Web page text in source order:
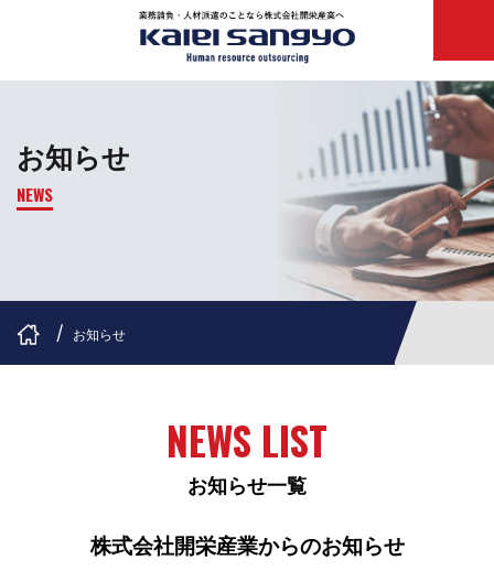
お知らせ
NEWS
お知らせ
NEWS LIST
お知らせ一覧
株式会社開栄産業からのお知らせ